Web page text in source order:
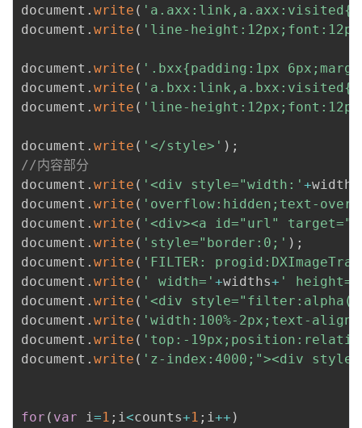
document . write (
document . write ( 'line-
document . write ( '.bxx{padding:1px
document . write (
document . write ( 'line-
document . write ( '</style>' ) ;
//内容部分
document . write ( '<div style="width:' +
document . write ( 'overflow:hidden;text-
document . write ( '<div><a id="url"
document . write ( 'style="border:0;' ) ;
document . write ( 'FILTER:
document . write ( ' width=' +widths+ ' height='
document . write ( '<div
document . write ( 'width:100%-2px;text-
document . write ( 'top:-
document . write ( 'z-index:4000;"><div
for ( var i=1 ; i<counts+1 ; i++ )